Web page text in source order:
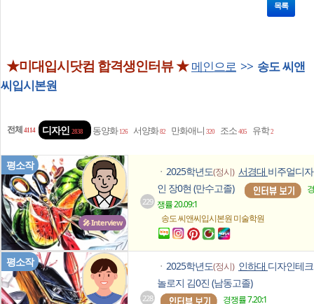
목록
★미대입시닷컴 합격생인터뷰 ★메인으로 >> 송도 씨앤
씨입시본원
전체 4114 디자인 2838 동양화 126 서양화82 만화애니 320 조소 405 유학2
🎤 Interview
평소작
229
ㆍ 2025학년도(정시) 서경대 비주얼디자
인 장0현 (만수고졸)
경
쟁률 20.09:1
송도 씨앤씨입시본원미술학원
평소작
228
ㆍ 2025학년도(정시) 인하대 디자인테크
놀로지 김0진 (남동고졸)
경쟁률 7.20:1